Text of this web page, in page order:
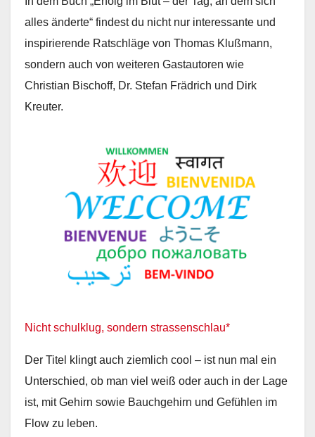
alles änderte“ findest du nicht nur interessante und
inspirierende Ratschläge von Thomas Klußmann,
sondern auch von weiteren Gastautoren wie
Christian Bischoff, Dr. Stefan Frädrich und Dirk
Kreuter.
Nicht schulklug, sondern strassenschlau*
Der Titel klingt auch ziemlich cool – ist nun mal ein
Unterschied, ob man viel weiß oder auch in der Lage
ist, mit Gehirn sowie Bauchgehirn und Gefühlen im
Flow zu leben.